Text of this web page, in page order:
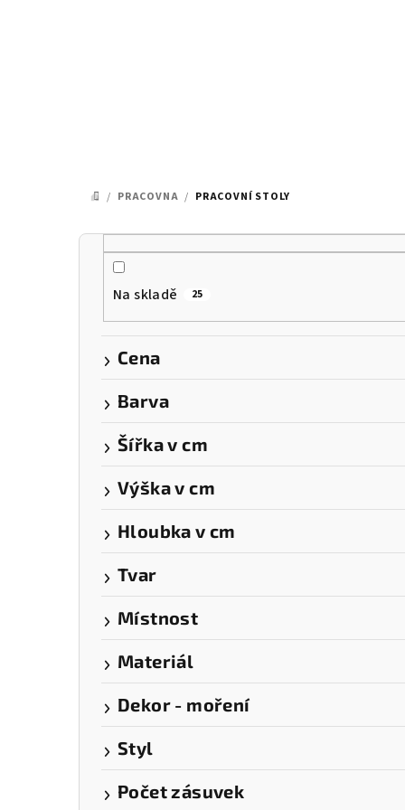
DOMŮ
/ PRACOVNA / PRACOVNÍ STOLY
P
Na skladě 25
Cena
Barva
Šířka v cm
Výška v cm
Hloubka v cm
Tvar
Místnost
Materiál
Dekor - moření
Styl
Počet zásuvek